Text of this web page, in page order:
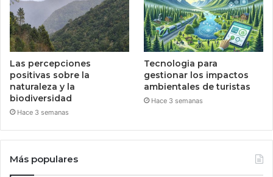
Las percepciones
positivas sobre la
naturaleza y la
biodiversidad
Hace 3 semanas
Tecnologia para
gestionar los impactos
ambientales de turistas
Hace 3 semanas
Más populares